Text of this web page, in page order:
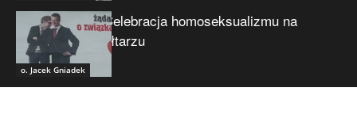
o. Jacek Gniadek
Celebracja homoseksualizmu na
ołtarzu